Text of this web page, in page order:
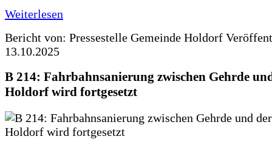
Weiterlesen
Bericht von: Pressestelle Gemeinde Holdorf
13.10.2025
B 214: Fahrbahnsanierung zwischen Gehrde
Holdorf wird fortgesetzt